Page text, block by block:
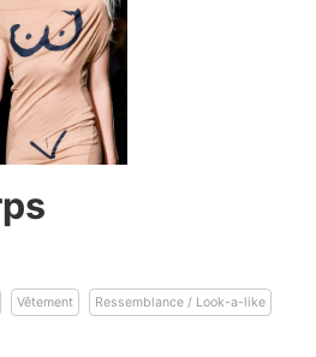
Vêtement
Ressemblance / Look-a-like